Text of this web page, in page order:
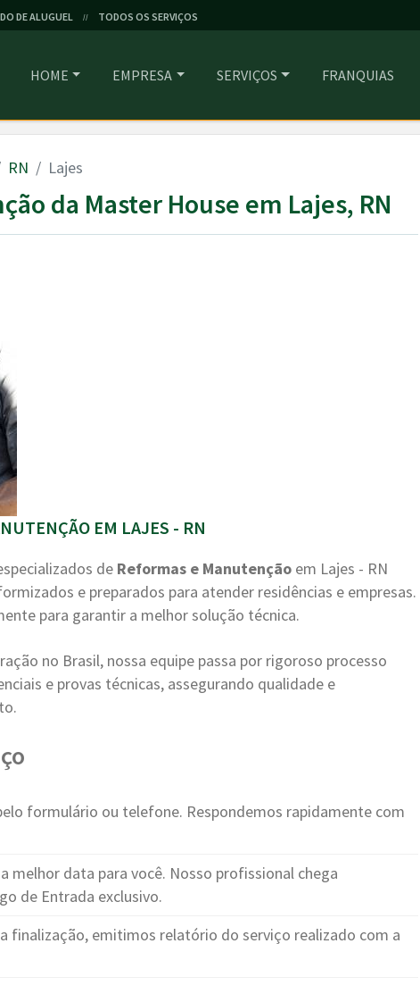
DE ALUGUEL // TODOS OS SERVIÇOS
HOME EMPRESA SERVIÇOS FRANQUIAS
RN Lajes
da Master House em Lajes, RN
EM LAJES - RN
de Reformas e Manutenção em Lajes - RN
e preparados para atender residências e empresas.
para garantir a melhor solução técnica.
no Brasil, nossa equipe passa por rigoroso processo
e provas técnicas, assegurando qualidade e
formulário ou telefone. Respondemos rapidamente com
melhor data para você. Nosso profissional chega
de Entrada exclusivo.
finalização, emitimos relatório do serviço realizado com a